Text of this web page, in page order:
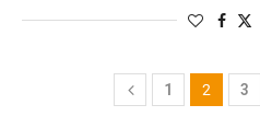
1 2 3